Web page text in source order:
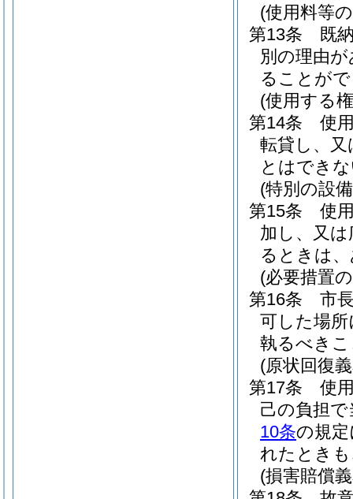
(使用料等
第13条
既
別の理由
ることが
(使用する
第14条
使
転貸し、
とはでき
(特別の設
第15条
使
加し、又
るときは
(必要措置
第16条
市
可した場
執るべき
(原状回復
第17条
使
己の負担
10条の規
れたとき
(損害賠償